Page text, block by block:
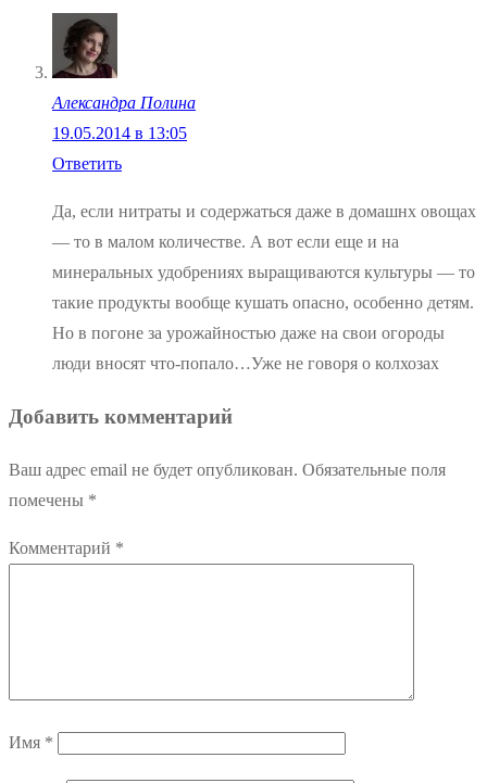
Александра Полина
19.05.2014 в 13:05
Ответить
Да, если нитраты и содержаться даже в домашнх овощах
— то в малом количестве. А вот если еще и на
минеральных удобрениях выращиваются культуры — то
такие продукты вообще кушать опасно, особенно детям.
Но в погоне за урожайностью даже на свои огороды
люди вносят что-попало…Уже не говоря о колхозах
Добавить комментарий
Ваш адрес email не будет опубликован. Обязательные поля
помечены *
Комментарий *
Имя *